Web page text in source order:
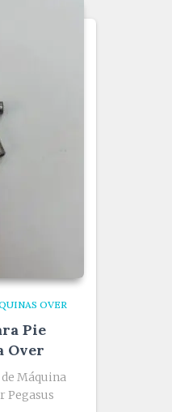
OVER
Pie
Over
Máquina
Pegasus